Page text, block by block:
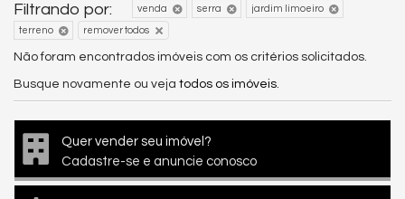
Filtrando por: venda serra jardim limoeiro
terreno remover todos
Não foram encontrados imóveis com os critérios solicitados.
Busque novamente ou veja todos os imóveis.
Quer vender seu imóvel?
Cadastre-se e anuncie conosco